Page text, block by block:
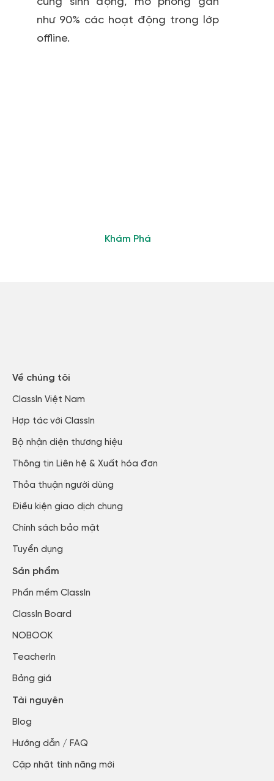
như 90% các hoạt động trong lớp
offline.
Khám Phá
Về chúng tôi
ClassIn Việt Nam​
Hợp tác với ClassIn
Bộ nhận diện thương hiệu
Thông tin Liên hệ & Xuất hóa đơn​
Thỏa thuận người dùng​
Điều kiện giao dịch chung
Chính sách bảo mật​
Tuyển dụng​
Sản phẩm
Phần mềm ClassIn
ClassIn Board
NOBOOK
TeacherIn
Bảng giá
Tài nguyên
Blog​
Hướng dẫn / FAQ​
Cập nhật tính năng mới​